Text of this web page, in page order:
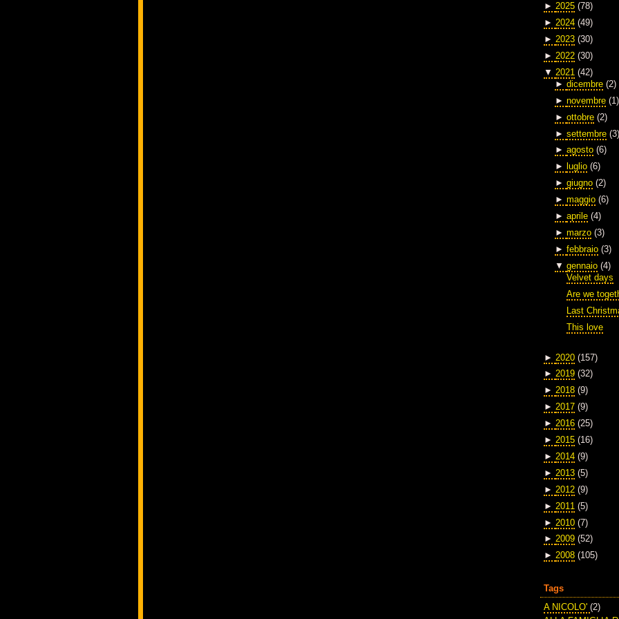
► 2025 (78)
► 2024 (49)
► 2023 (30)
► 2022 (30)
▼ 2021 (42)
► dicembre (2)
► novembre (1)
► ottobre (2)
► settembre (3)
► agosto (6)
►
luglio (6)
► giugno (2)
► maggio (6)
► aprile (4)
► marzo (3)
► febbraio (3)
▼ gennaio (4)
Velvet days
Are we
Last
This love
► 2020 (157)
► 2019 (32)
► 2018 (9)
► 2017 (9)
► 2016 (25)
► 2015 (16)
► 2014 (9)
► 2013 (5)
► 2012 (9)
► 2011 (5)
► 2010 (7)
► 2009 (52)
► 2008 (105)
Tags
A NICOLO' (2)